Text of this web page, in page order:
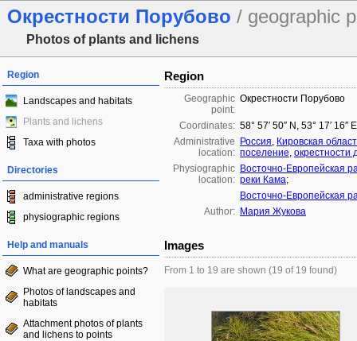
Окрестности Порубово / geographic
Photos of plants and lichens
Region
Landscapes and habitats
Plants and lichens
Taxa with photos
Directories
administrative regions
physiographic regions
Help and manuals
What are geographic points?
Photos of landscapes and
habitats
Attachment photos of plants
and lichens to points
Region
Geographic
point:
Окрестности Порубово
Coordinates: 58° 57′ 50″ N, 53° 17′
Administrative
location:
Россия, Кировская
поселение, окрестности
Physiographic
location:
Восточно-Европейская
реки Кама;
Восточно-Европейская
Author: Мария Жукова
Images
From 1 to 19 are shown (19 of 19 found)